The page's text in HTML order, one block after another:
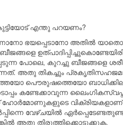
എന്തു പറയണം?
ഭയപ്പെടാനോ അതില്‍
പോലെ, കുറച്ചു ബീജങ്ങളെ
അതു തികച്ചും
പൌരുഷത്തെയോ ബാധിക്കില്ല
കണ്ടേക്കാവുന്ന
വിക്രിയകളാണ്
വേഴ്ചയില്‍
അതു തിരുത്തിക്കൊടുക്കുക.